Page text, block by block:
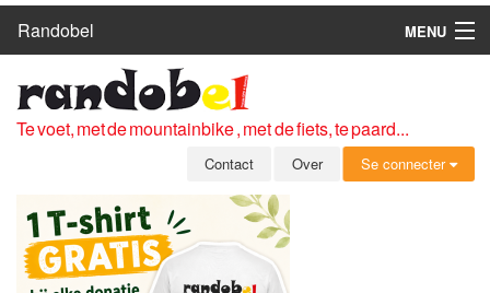
Randobel
MENU
ROUTES
CLUBS
OVER
LEDEN
ZICH AANMELDEN
Te voet, met de mountainbike , met de fiets, te paard...
Contact Over Se connecter